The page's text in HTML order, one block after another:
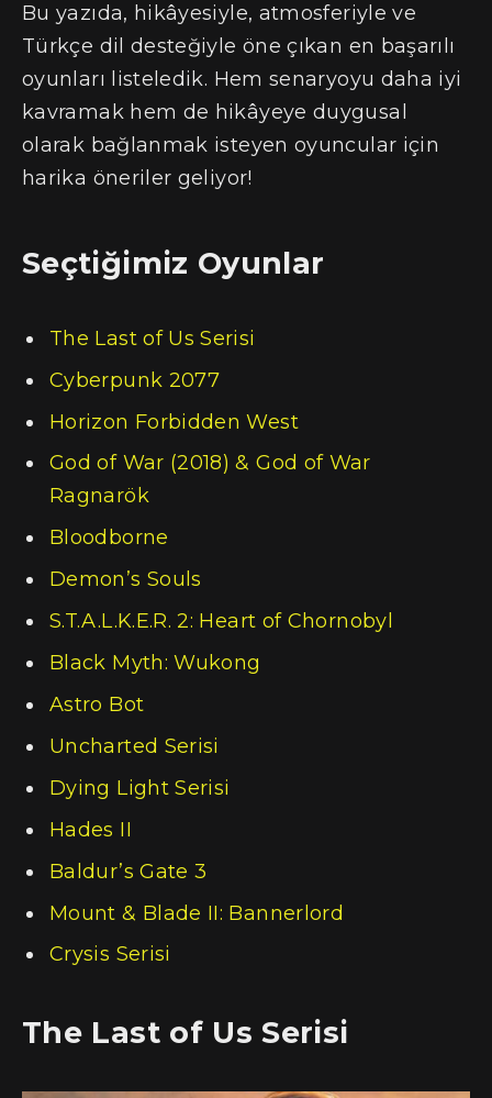
Bu yazıda, hikâyesiyle, atmosferiyle ve
Türkçe dil desteğiyle öne çıkan en başarılı
oyunları listeledik. Hem senaryoyu daha iyi
kavramak hem de hikâyeye duygusal
olarak bağlanmak isteyen oyuncular için
harika öneriler geliyor!
Seçtiğimiz Oyunlar
The Last of Us Serisi
Cyberpunk 2077
Horizon Forbidden West
God of War (2018) & God of War
Ragnarök
Bloodborne
Demon’s Souls
S.T.A.L.K.E.R. 2: Heart of Chornobyl
Black Myth: Wukong
Astro Bot
Uncharted Serisi
Dying Light Serisi
Hades II
Baldur’s Gate 3
Mount & Blade II: Bannerlord
Crysis Serisi
The Last of Us Serisi